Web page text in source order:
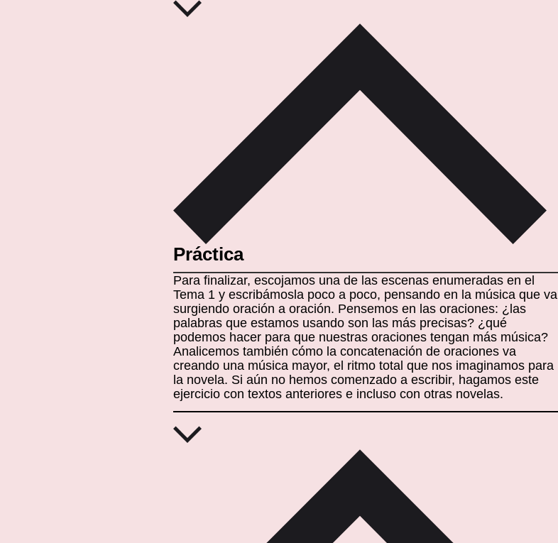
Práctica
Para finalizar, escojamos una de las escenas enumeradas en el
Tema 1 y escribámosla poco a poco, pensando en la música que va
surgiendo oración a oración. Pensemos en las oraciones: ¿las
palabras que estamos usando son las más precisas? ¿qué
podemos hacer para que nuestras oraciones tengan más música?
Analicemos también cómo la concatenación de oraciones va
creando una música mayor, el ritmo total que nos imaginamos para
la novela. Si aún no hemos comenzado a escribir, hagamos este
ejercicio con textos anteriores e incluso con otras novelas.